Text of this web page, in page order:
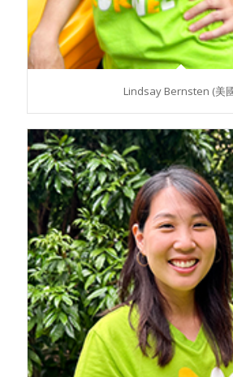
Lindsay Bernsten (美